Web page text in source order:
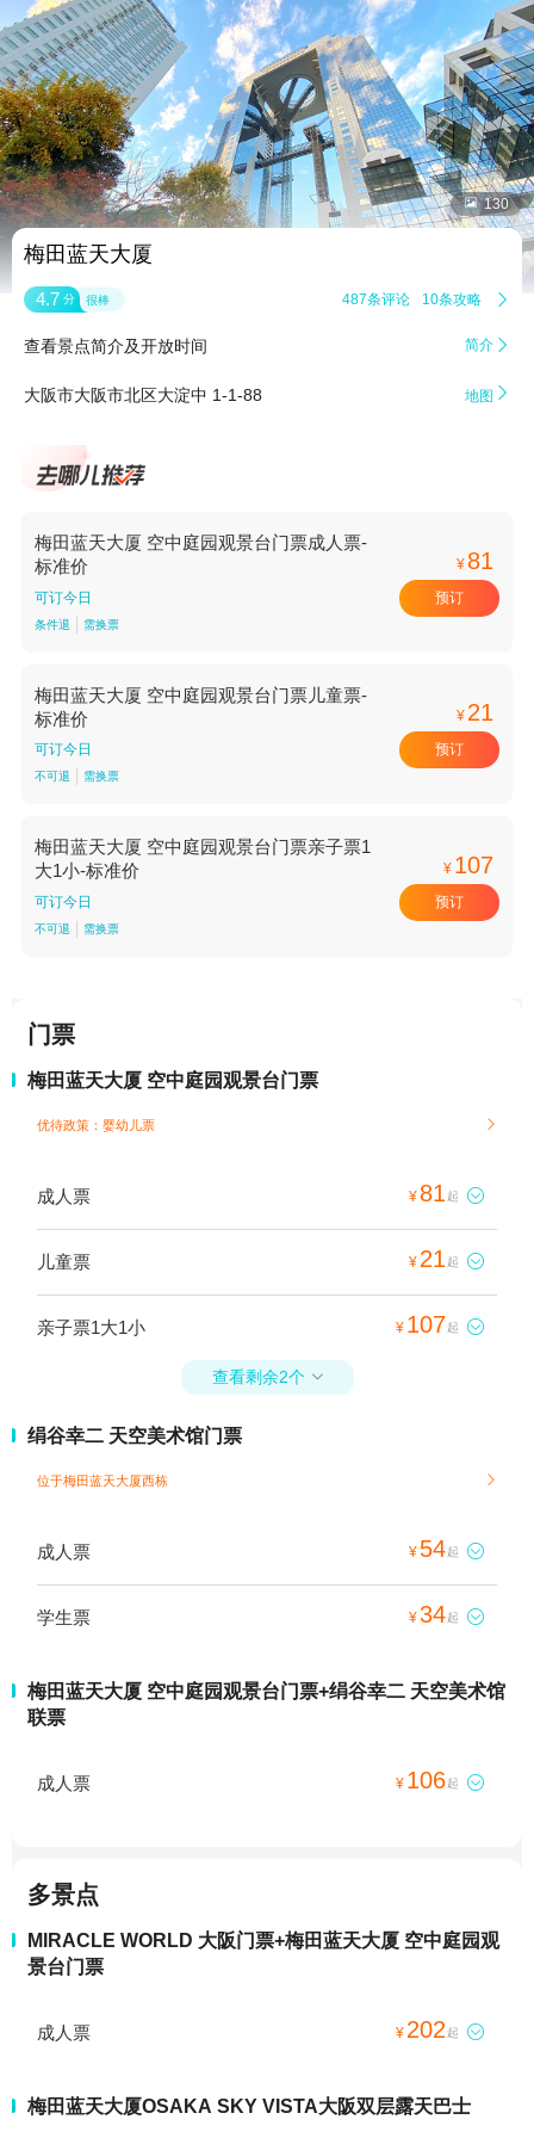
 130
梅田蓝天大厦
4.7 分 很棒 487条评论 10条攻略 
查看景点简介及开放时间 简介 
大阪市大阪市北区大淀中 1-1-88 地图 
梅田蓝天大厦 空中庭园观景台门票成人票-
标准价
可订今日
条件退 需换票
¥ 81
预订
梅田蓝天大厦 空中庭园观景台门票儿童票-
标准价
可订今日
不可退 需换票
¥ 21
预订
梅田蓝天大厦 空中庭园观景台门票亲子票1
大1小-标准价
可订今日
不可退 需换票
¥ 107
预订
门票
梅田蓝天大厦 空中庭园观景台门票
优待政策：婴幼儿票 
成人票 ¥ 81 起 
儿童票 ¥ 21 起 
亲子票1大1小 ¥ 107起 
查看剩余2个 
绢谷幸二 天空美术馆门票
位于梅田蓝天大厦西栋 
成人票 ¥ 54起 
学生票 ¥34起 
梅田蓝天大厦 空中庭园观景台门票+绢谷幸二 天空美术馆
联票
成人票 ¥ 106起 
多景点
MIRACLE WORLD 大阪门票+梅田蓝天大厦 空中庭园观
景台门票
成人票 ¥ 202 起 
梅田蓝天大厦OSAKA SKY VISTA大阪双层露天巴士
